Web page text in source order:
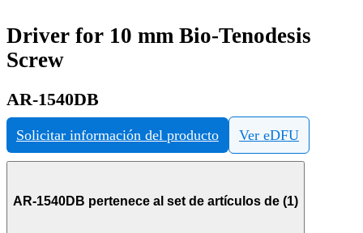
Driver for 10 mm Bio-Tenodesis
Screw
AR-1540DB
Solicitar información del producto Ver eDFU
AR-1540DB pertenece al set de artículos de (1)